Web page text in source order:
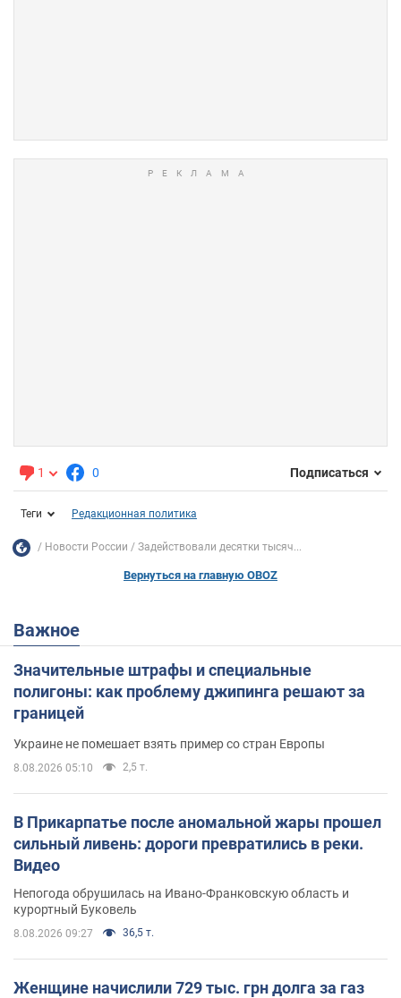
1 0 Подписаться
Теги Редакционная политика
Новости России Задействовали десятки тысяч...
Вернуться на главную OBOZ
Важное
Значительные штрафы и специальные
полигоны: как проблему джипинга решают за
границей
Украине не помешает взять пример со стран Европы
8.08.2026 05:10 2,5 т.
В Прикарпатье после аномальной жары прошел
сильный ливень: дороги превратились в реки.
Видео
Непогода обрушилась на Ивано-Франковскую область и
курортный Буковель
8.08.2026 09:27 36,5 т.
Женщине начислили 729 тыс. грн долга за газ